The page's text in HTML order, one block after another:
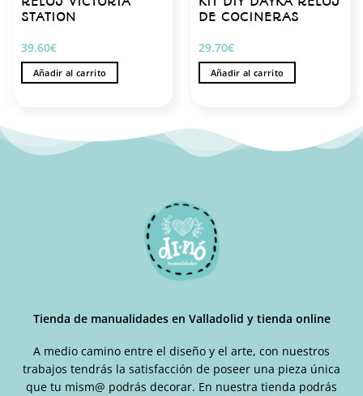
STATION
39.60€
Añadir al carrito
DE COCINERAS
29.70€
Añadir al carrito
Tienda de manualidades en Valladolid y tienda online
A medio camino entre el diseño y el arte, con nuestros
trabajos tendrás la satisfacción de poseer una pieza única
que tu mism@ podrás decorar. En nuestra tienda podrás